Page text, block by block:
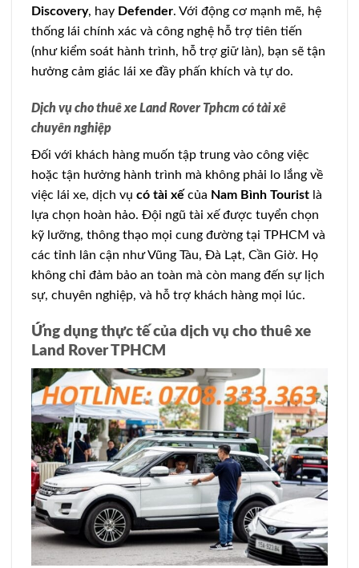
Discovery, hay Defender. Với động cơ mạnh mẽ, hệ
thống lái chính xác và công nghệ hỗ trợ tiên tiến
(như kiểm soát hành trình, hỗ trợ giữ làn), bạn sẽ tận
hưởng cảm giác lái xe đầy phấn khích và tự do.
Dịch vụ cho thuê xe Land Rover Tphcm có tài xê
chuyên nghiệp
Đối với khách hàng muốn tập trung vào công việc
hoặc tận hưởng hành trình mà không phải lo lắng về
việc lái xe, dịch vụ có tài xế của Nam Bình Tourist là
lựa chọn hoàn hảo. Đội ngũ tài xế được tuyển chọn
kỹ lưỡng, thông thạo mọi cung đường tại TPHCM và
các tỉnh lân cận như Vũng Tàu, Đà Lạt, Cần Giờ. Họ
không chỉ đảm bảo an toàn mà còn mang đến sự lịch
sự, chuyên nghiệp, và hỗ trợ khách hàng mọi lúc.
Ứng dụng thực tế của dịch vụ cho thuê xe
Land Rover TPHCM